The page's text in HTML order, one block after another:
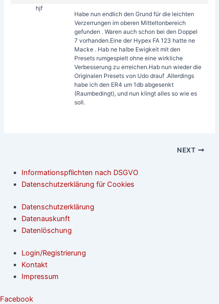
hjf
Habe nun endlich den Grund für die leichten
Verzerrungen im oberen Mitteltonbereich
gefunden . Waren auch schon bei den Doppel
7 vorhanden.Eine der Hypex FA 123 hatte ne
Macke . Hab ne halbe Ewigkeit mit den
Presets rumgespielt ohne eine wirkliche
Verbesserung zu erreichen.Hab nun wieder die
Originalen Presets von Udo drauf .Allerdings
habe ich den ER4 um 1db abgesenkt
(Raumbedingt), und nun klingt alles so wie es
soll.
NEXT
Informationspflichten nach DSGVO
Datenschutzerklärung für Cookies
Datenschutzerklärung
Datenauskunft
Datenlöschung
Login/Registrierung
Kontakt
Impressum
Facebook